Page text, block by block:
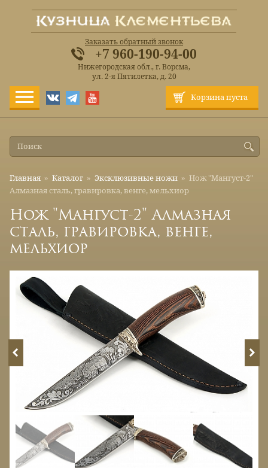
Корзина пуста
Заказать обратный звонок
+7 960-190-94-00
Нижегородская обл., г. Ворсма,
ул. 2-я Пятилетка, д. 20
Главная » Каталог » Эксклюзивные ножи » Нож "Мангуст-2"
Алмазная сталь, гравировка, венге, мельхиор
Нож "Мангуст-2" Алмазная
сталь, гравировка, венге,
мельхиор